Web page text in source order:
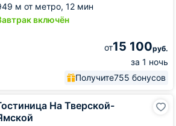
м от метро, 12 мин
включён
от15 100руб.
за 1 ночь
Получите755 бонусов
На Тверской-